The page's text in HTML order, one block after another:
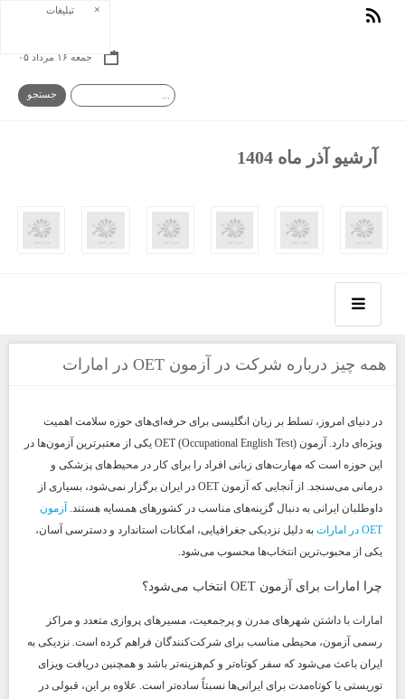
جمعه ۱۶ مرداد ۰۵
آرشیو آذر ماه 1404
همه چیز درباره شرکت در آزمون OET در امارات
در دنیای امروز، تسلط بر زبان انگلیسی برای حرفه‌ای‌های حوزه سلامت اهمیت
ویژه‌ای دارد. آزمون OET (Occupational English Test) یکی از معتبرترین آزمون‌ها در
این حوزه است که مهارت‌های زبانی افراد را برای کار در محیط‌های پزشکی و
درمانی می‌سنجد. از آنجایی که آزمون OET در ایران برگزار نمی‌شود، بسیاری از
داوطلبان ایرانی به دنبال گزینه‌های مناسب در کشورهای همسایه هستند. آزمون
OET در امارات
به دلیل نزدیکی جغرافیایی، امکانات استاندارد و دسترسی آسان،
یکی از محبوب‌ترین انتخاب‌ها محسوب می‌شود.
چرا امارات برای آزمون OET انتخاب می‌شود؟
امارات با داشتن شهرهای مدرن و پرجمعیت، مسیرهای پروازی متعدد و مراکز
رسمی آزمون، محیطی مناسب برای شرکت‌کنندگان فراهم کرده است. نزدیکی به
ایران باعث می‌شود که سفر کوتاه‌تر و کم‌هزینه‌تر باشد و همچنین دریافت ویزای
توریستی یا کوتاه‌مدت برای ایرانی‌ها نسبتاً ساده‌تر است. علاوه بر این، قبولی در
تبلیغات ×